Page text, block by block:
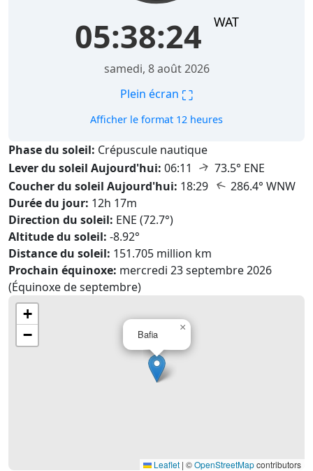
05:38:25 WAT
samedi, 8 août 2026
Plein écran ⛶
Afficher le format 12 heures
Phase du soleil: Crépuscule nautique
Lever du soleil Aujourd'hui: 06:11 ↑ 73.5° ENE
Coucher du soleil Aujourd'hui: 18:29 ↑ 286.4° WNW
Durée du jour: 12h 17m
Direction du soleil: ENE (72.7°)
Altitude du soleil: -8.92°
Distance du soleil: 151.705 million km
Prochain équinoxe: mercredi 23 septembre 2026
(Équinoxe de septembre)
Bafia
×
+
−
Leaflet | ©OpenStreetMapcontributors